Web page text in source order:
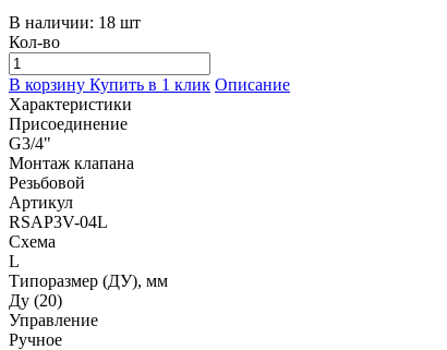
В наличии: 18 шт
Кол-во
В корзину Купить в 1 клик Описание
Характеристики
Присоединение
G3/4"
Монтаж клапана
Резьбовой
Артикул
RSAP3V-04L
Схема
L
Типоразмер (ДУ), мм
Ду (20)
Управление
Ручное